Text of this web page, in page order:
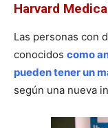
Harvard
Las personas con
conocidos como
pueden tener un
según una nueva